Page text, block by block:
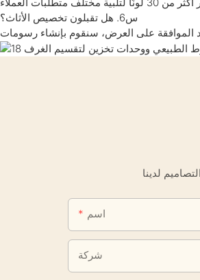
س6. هل تقبلون تخصيص الأثاث؟
اسم
شركة